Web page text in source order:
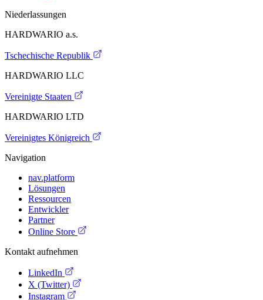
Niederlassungen
HARDWARIO a.s.
Tschechische Republik
HARDWARIO LLC
Vereinigte Staaten
HARDWARIO LTD
Vereinigtes Königreich
Navigation
nav.platform
Lösungen
Ressourcen
Entwickler
Partner
Online Store
Kontakt aufnehmen
LinkedIn
X (Twitter)
Instagram